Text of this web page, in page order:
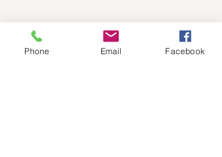
Phone Email Facebook